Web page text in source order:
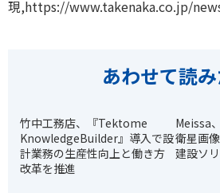
現,https://www.takenaka.co.jp/
あわせて読
竹中工務店、『Tektome
KnowledgeBuilder』導入で設
計業務の生産性向上と働き方
改革を推進
Meissa
衛星画
建設ソ